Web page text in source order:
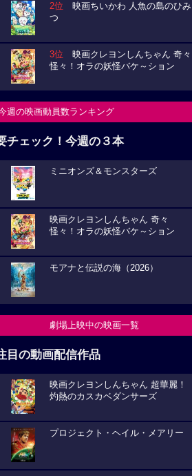
2位 映画ちいかわ 人魚の島のひみ
つ
3位 映画クレヨンしんちゃん 奇々
怪々！オラの妖怪バケ～ション
週の映画動員数ランキング
チェック！今週の３本
ミニオンズ＆モンスターズ
映画クレヨンしんちゃん 奇々
怪々！オラの妖怪バケ～ション
モアナと伝説の海（2026）
劇場上映中の映画一覧
目の動画配信作品
映画クレヨンしんちゃん 超華麗！
灼熱のカスカベダンサーズ
プロジェクト・ヘイル・メアリー